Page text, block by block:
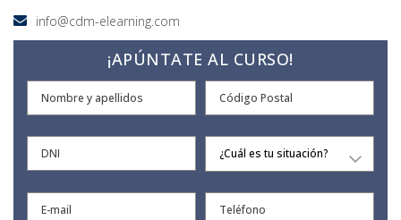
info@cdm-elearning.com
¡APÚNTATE AL CURSO!